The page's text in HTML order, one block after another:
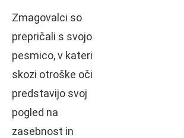
Zmagovalci so
prepričali s svojo
pesmico, v kateri
skozi otroške oči
predstavijo svoj
pogled na
zasebnost in